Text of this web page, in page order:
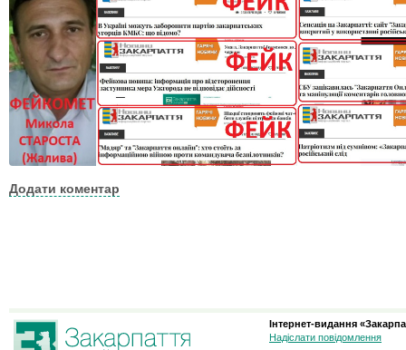
Додати коментар
Інтернет-видання
Надіслати повідомлення